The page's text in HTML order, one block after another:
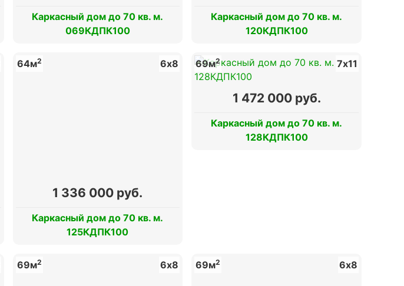
Каркасный дом до 70 кв. м.
069КДПК100
Каркасный дом до 70 кв. м.
120КДПК100
64м2 6х8
1 336 000 руб.
Каркасный дом до 70 кв. м.
125КДПК100
69м2 7х11
1 472 000 руб.
Каркасный дом до 70 кв. м.
128КДПК100
69м2 6х8 69м2 6х8